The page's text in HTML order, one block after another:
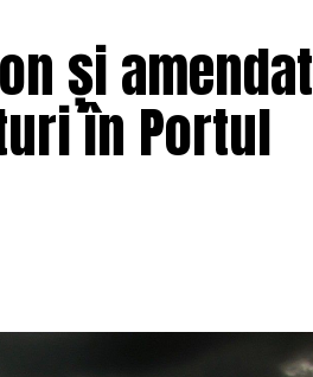
și amendat
în Portul